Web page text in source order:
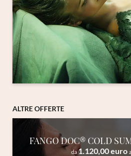
ALTRE OFFERTE
FANGO DOC® COLD
da1.120,00 euro